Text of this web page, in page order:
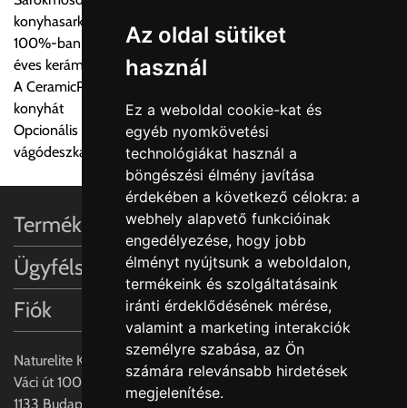
Az oldal sütiket
használ
Ez a weboldal cookie-kat és
egyéb nyomkövetési
technológiákat használ a
böngészési élmény javítása
érdekében a következő célokra: a
webhely alapvető funkcióinak
engedélyezése, hogy jobb
élményt nyújtsunk a weboldalon,
termékeink és szolgáltatásaink
iránti érdeklődésének mérése,
valamint a marketing interakciók
személyre szabása, az Ön
számára relevánsabb hirdetések
megjelenítése.
Ingyenes szállítási lehetőség nincs!
Egyes termékek súlyát a program nem ismeri, rendelés esetén
a központ igazolja vissza. Amennyiben a költséget az Ön által
gondoltnál magasabb értékben igazoljuk vissza, úgy a
visszaigazolástól számított 24 órán belül a terméket
lemondhatja, vagy kérheti a személyes átvételre való
FIGYELEM!!
KERÁMIA TERMÉKEK SZÁLLÍTATÁSA NEM, VAGY CSAK
A MEGRENDELŐ KIFEJEZETT KÉRÉSÉRE ÉS
FELELŐSSÉGÉRE LEHETSÉGES!!
Egyéb leírások:
Budapesti szállítások:
1, Budapestre kért szállítás esetén az általános szállítás
konyhasarkokhoz
100%-ban természetes alapanyagok és kézművesség 270
éves kerámia tapasztalattal
A CeramicPlus könnyen gondozható, és tisztán tartja a
konyhát
Opcionális iegészítők: Rozsdamentes acél akasztható tálca és
vágódeszka valódi fa furnérral
Naturelite Kft,
Váci út 100.,
1133 Budapest,
Termékinformációk
Ügyfélszolgálat
Fiók